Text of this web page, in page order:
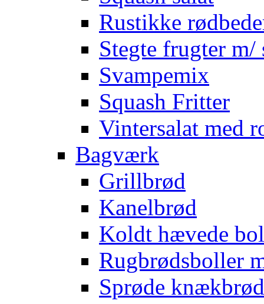
Rustikke
Stegte frugter m/
Svampemix
Squash Fritter
Vintersalat med
Bagværk
Grillbrød
Kanelbrød
Koldt hævede
Rugbrødsboller
Sprøde knækbrød